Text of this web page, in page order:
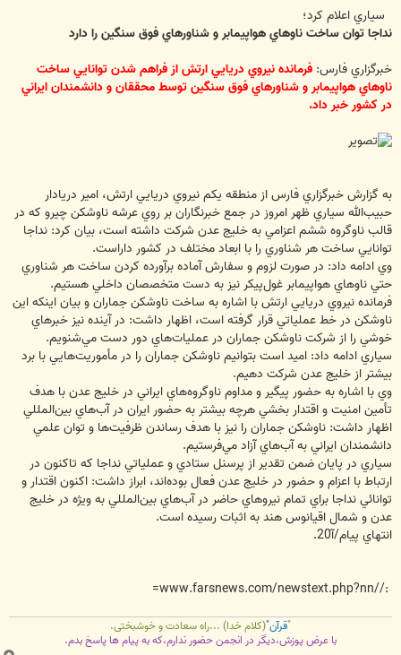
ت
سياري اعلام كرد؛
نداجا توان ساخت ناوهاي هواپيمابر و شناورهاي فوق سنگين را دارد
خبرگزاري فارس: فرمانده نيروي دريايي ارتش از فراهم شدن توانايي ساخت
ناوهاي هواپيمابر و شناورهاي فوق سنگين توسط محققان و دانشمندان ايراني
در كشور خبر داد.
به گزارش خبرگزاري فارس از منطقه يكم نيروي دريايي ارتش، امير دريادار
حبيب‌الله سياري ظهر امروز در جمع خبرنگاران بر روي عرشه ناوشكن چيرو كه در
قالب ناوگروه ششم اعزامي به خليج عدن شركت داشته است، بيان كرد: نداجا
توانايي ساخت هر شناوري را با ابعاد مختلف در كشور داراست.
وي ادامه داد: در صورت لزوم و سفارش آماده برآورده كردن ساخت هر شناوري
حتي ناوهاي هواپيمابر غول‌پيكر نيز به دست متخصصان داخلي هستيم.
فرمانده نيروي دريايي ارتش با اشاره به ساخت ناوشكن جماران و بيان اينكه اين
ناوشكن در خط عملياتي قرار گرفته است، اظهار داشت: در آينده نيز خبرهاي
خوشي را از شركت ناوشكن جماران در عمليات‌هاي دور دست مي‌شنويم.
سياري ادامه داد: اميد است بتوانيم ناوشكن جماران را در مأموريت‌هايي با برد
بيشتر از خليج عدن شركت دهيم.
وي با اشاره به حضور پيگير و مداوم ناوگروه‌هاي ايراني در خليج عدن با هدف
تأمين امنيت و اقتدار بخشي هرچه بيشتر به حضور ايران در آب‌هاي بين‌المللي
اظهار داشت: ناوشكن جماران را نيز با هدف رساندن ظرفيت‌ها و توان علمي
دانشمندان ايراني به آب‌هاي آزاد مي‌فرستيم.
سياري در پايان ضمن تقدير از پرسنل ستادي و عملياتي نداجا كه تاكنون در
ارتباط با اعزام و حضور در خليج عدن فعال‌ بوده‌اند، ابراز داشت: اكنون اقتدار و
توانائي نداجا براي تمام نيروهاي حاضر در آب‌هاي بين‌المللي به ويژه در خليج
عدن و شمال اقيانوس هند به اثبات رسيده است.
انتهاي پيام/آ20.
://www.farsnews.com/newstext.php?nn=
"قرآن"(کلام خدا) ...راه سعادت و خوشبختی.
با عرض پوزش،دیگر در انجمن حضور ندارم،که به پیام ها پاسخ بدم.